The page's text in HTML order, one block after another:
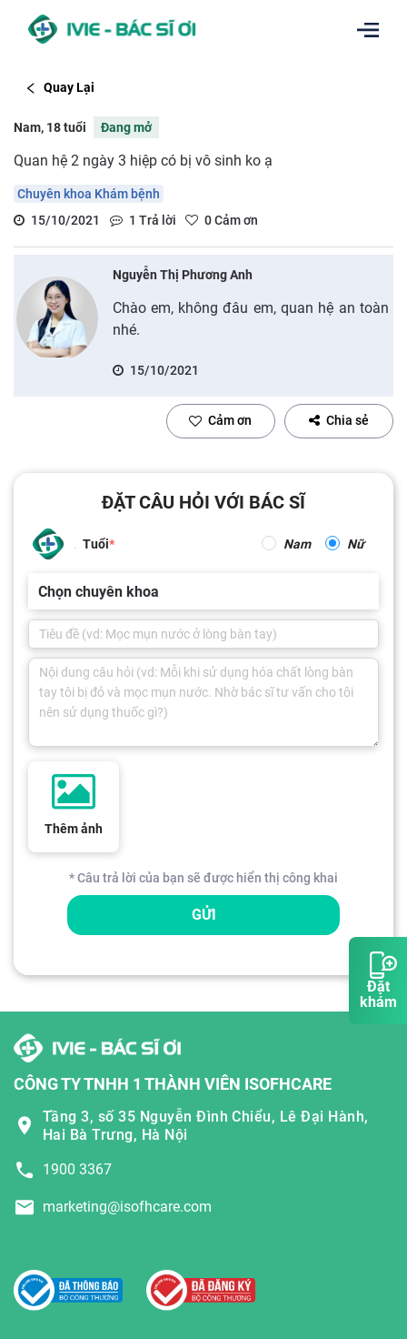
Đặt
khám
Quay Lại
Nam, 18 tuổi Đang mở
Quan hệ 2 ngày 3 hiệp có bị vô sinh ko ạ
Chuyên khoa Khám bệnh
15/10/2021
1 Trả lời 0Cảm ơn
Nguyễn Thị Phương Anh
Chào em, không đâu em, quan hệ an toàn
nhé.
15/10/2021
Cảm ơn Chia sẻ
ĐẶT CÂU HỎI VỚI BÁC SĨ
Tuổi Nam Nữ
Chọn chuyên khoa
Thêm ảnh
* Câu trả lời của bạn sẽ được hiển thị công khai
GỬI
CÔNG TY TNHH 1 THÀNH VIÊN ISOFHCARE
Tầng 3, số 35 Nguyễn Đình Chiểu, Lê Đại Hành,
Hai Bà Trưng, Hà Nội
1900 3367
marketing@isofhcare.com